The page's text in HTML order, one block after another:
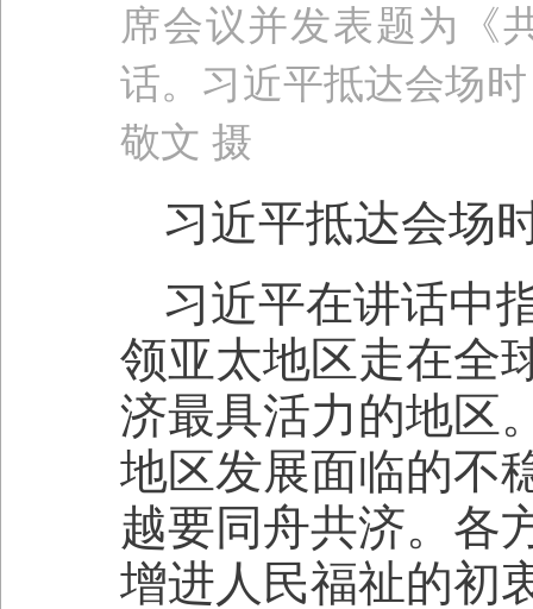
席会议并发表题为《
话。习近平抵达会场
敬文 摄
习近平抵达会场
习近平在讲话中
领亚太地区走在全
济最具活力的地区
地区发展面临的不
越要同舟共济。各
增进人民福祉的初